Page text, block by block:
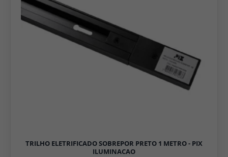
TRILHO ELETRIFICADO SOBREPOR PRETO 1 METRO - PIX
ILUMINACAO